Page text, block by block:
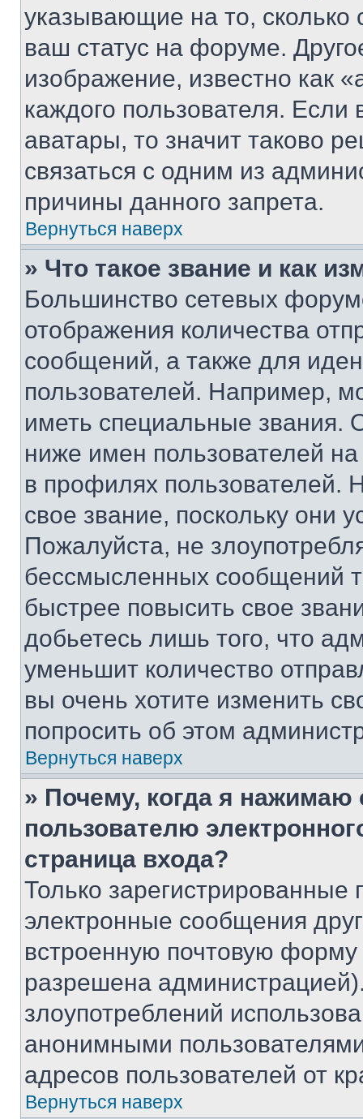
указывающие на то,
ваш статус на форуме.
изображение, известно как
каждого пользователя.
аватары, то значит таково
связаться с одним из
причины данного запрета.
Вернуться наверх
» Что такое звание и как
Большинство сетевых
отображения количества
сообщений, а также для
пользователей. Например,
иметь специальные звания.
ниже имен пользователей
в профилях
свое звание, поскольку они
Пожалуйста, не
бессмысленных сообщений
быстрее повысить свое
добьетесь лишь того, что
уменьшит количество
вы очень хотите изменить
попросить об этом
Вернуться наверх
» Почему, когда я нажимаю
пользователю
страница входа?
Только зарегистрированные
электронные сообщения
встроенную почтовую
разрешена
злоупотреблений
анонимными
адресов пользователей от
Вернуться наверх